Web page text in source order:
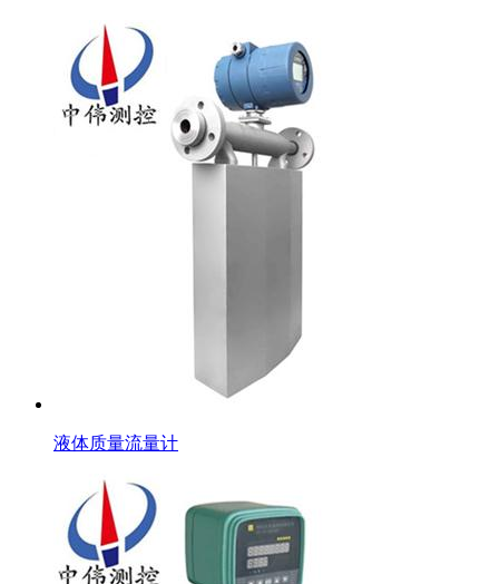
液体质量流量计